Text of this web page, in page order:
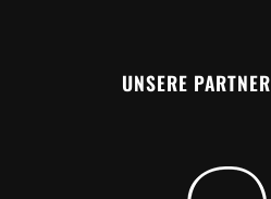
UNSERE PARTNER